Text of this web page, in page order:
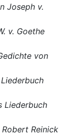
Joseph v.
v. Goethe
von
Liederbuch
Reinick